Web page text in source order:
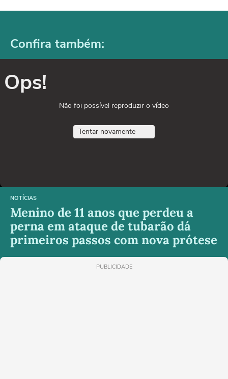
Confira também:
Ops!
Não foi possível reproduzir o vídeo
Tentar novamente
NOTÍCIAS
Menino de 11 anos que perdeu a
perna em ataque de tubarão dá
primeiros passos com nova prótese
PUBLICIDADE